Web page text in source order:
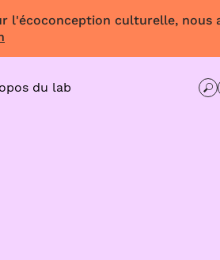
l'écoconception culturelle, nous
du lab